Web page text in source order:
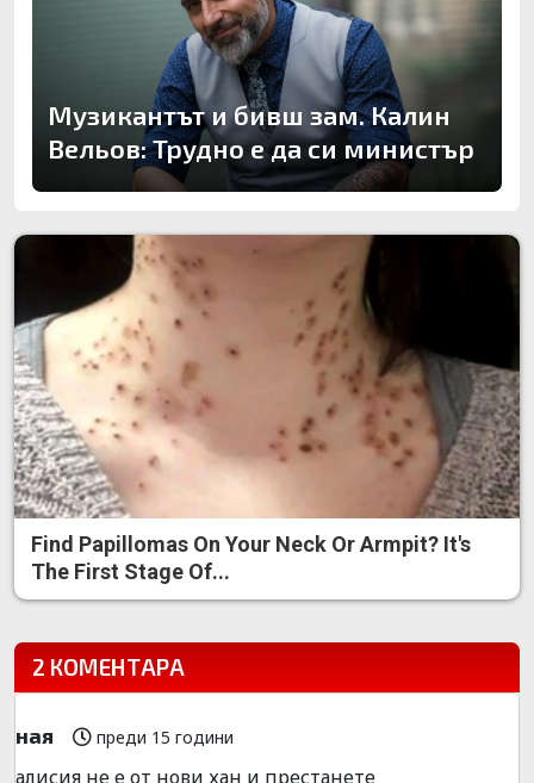
Музикантът и бивш зам. Калин
Вельов: Трудно е да си министър
Find Papillomas On Your Neck Or Armpit? It's
The First Stage Of...
2 КОМЕНТАРА
ная преди 15 години
алисия не е от нови хан и престанете